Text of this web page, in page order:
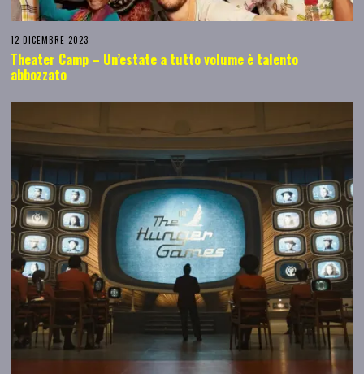
12 DICEMBRE 2023
Theater Camp – Un’estate a tutto volume è talento
abbozzato